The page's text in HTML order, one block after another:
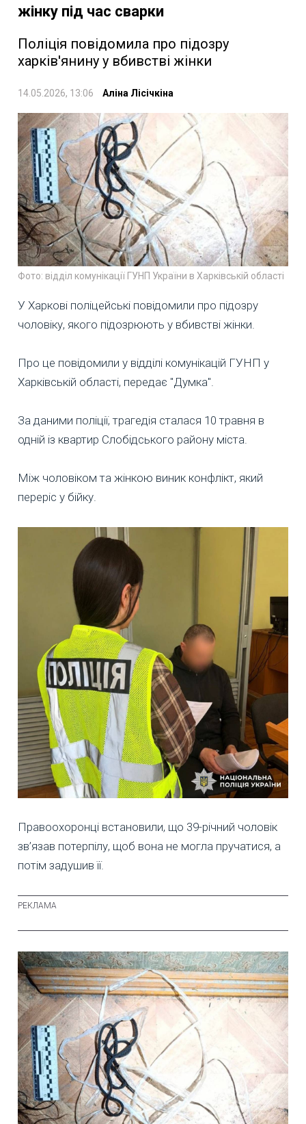
жінку під час сварки
Поліція повідомила про підозру
харків'янину у вбивстві жінки
14.05.2026, 13:06 Аліна Лісічкіна
Фото: відділ комунікації ГУНП України в Харківській області
У Харкові поліцейські повідомили про підозру
чоловіку, якого підозрюють у вбивстві жінки.
Про це повідомили у відділі комунікацій ГУНП у
Харківській області, передає "Думка".
За даними поліції, трагедія сталася 10 травня в
одній із квартир Слобідського району міста.
Між чоловіком та жінкою виник конфлікт, який
переріс у бійку.
Правоохоронці встановили, що 39-річний чоловік
зв’язав потерпілу, щоб вона не могла пручатися, а
потім задушив її.